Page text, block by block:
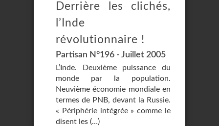
Derrière les clichés,
l’Inde
révolutionnaire !
Partisan N°196 - Juillet 2005
L’Inde. Deuxième puissance du
monde par la population.
Neuvième économie mondiale en
termes de PNB, devant la Russie.
« Périphérie intégrée » comme le
disent les (…)